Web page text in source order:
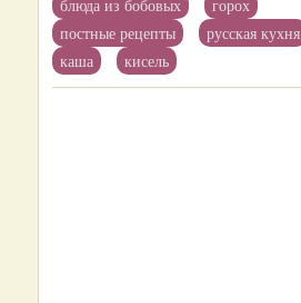
блюда из бобовых
горох
постные рецепты
русская кухня
каша
кисель